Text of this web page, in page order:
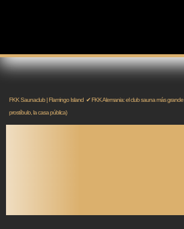
FKK Saunaclub | Flamingo Island ✔ FKK Alemania: el club sauna más
prostíbulo, la casa pública)